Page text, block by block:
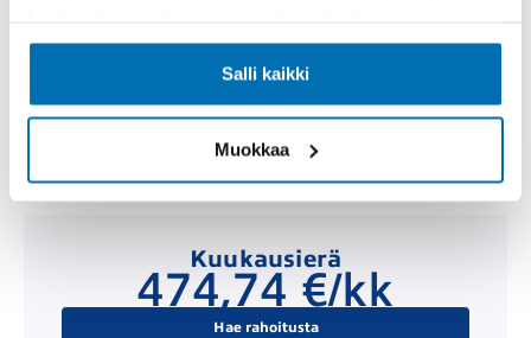
Salli kaikki
Muokkaa
Suurempi viimeinen erä (€)
Kuukausierä
474,74 €/kk
Hae rahoitusta